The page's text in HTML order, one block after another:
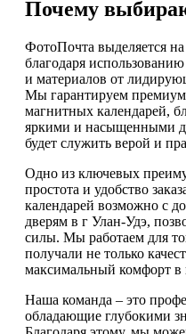
Почему
ФотоПочта выделяется
благодаря
и материалов от
Мы гарантируем премиум
магнитных календарей,
яркими и насыщенными
будет служить верой и
Одно из ключевых
простота и удобство
календарей возможно с
дверям в г Улан-Удэ,
силы. Мы работаем для
получали не только
максимальный комфорт в
Наша команда – это
обладающие глубокими